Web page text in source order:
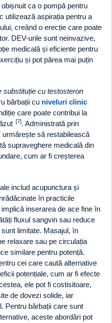
ca o pompă pentru
utilizează aspirația pentru a
creând o erecție care poate
DEV-urile sunt neinvazive,
medicală și eficiente pentru
și pot părea mai puțin
substituție cu testosteron
bărbații cu niveluri clinic
care poate contribui la
[7]. Administrată prin
urmărește să restabilească
supraveghere medicală din
cum ar fi creșterea
includ acupunctura și
în practicile
inserarea de ace fine în
fluxul sangvin sau reduce
limitate. Masajul, în
relaxare sau pe circulația
similare pentru potență.
cei care caută alternative
potențiale, cum ar fi efecte
ele pot fi costisitoare,
de dovezi solide, iar
Pentru bărbații care sunt
aceste abordări pot